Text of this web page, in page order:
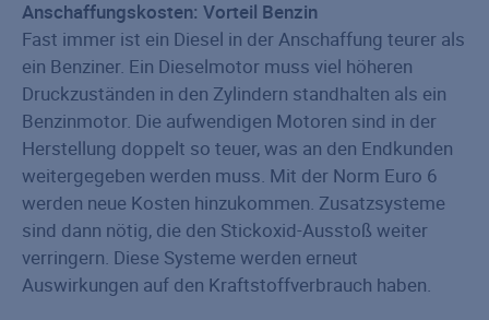
Anschaffungskosten: Vorteil Benzin
Fast immer ist ein Diesel in der Anschaffung teurer als
ein Benziner. Ein Dieselmotor muss viel höheren
Druckzuständen in den Zylindern standhalten als ein
Benzinmotor. Die aufwendigen Motoren sind in der
Herstellung doppelt so teuer, was an den Endkunden
weitergegeben werden muss. Mit der Norm Euro 6
werden neue Kosten hinzukommen. Zusatzsysteme
sind dann nötig, die den Stickoxid-Ausstoß weiter
verringern. Diese Systeme werden erneut
Auswirkungen auf den Kraftstoffverbrauch haben.